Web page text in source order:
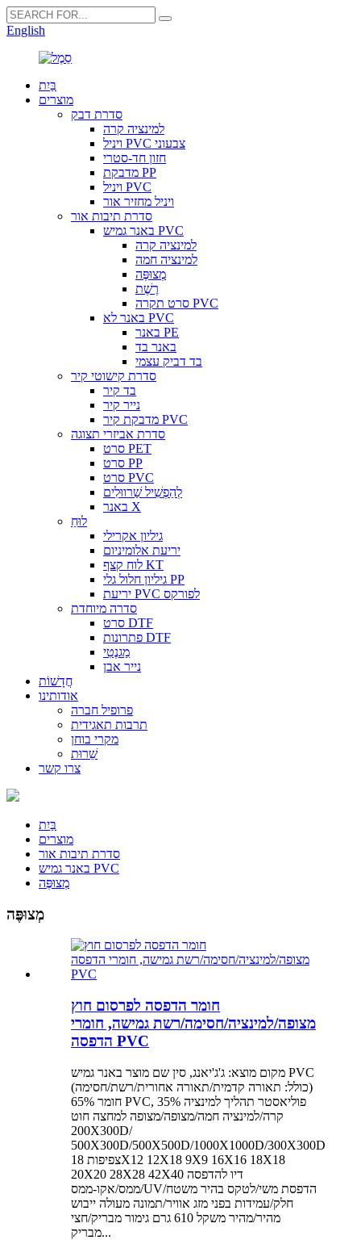
English
בַּיִת
מוצרים
סדרת דבק
למינציה קרה
ויניל PVC צבעוני
חזון חד-סטרי
מדבקת PP
ויניל PVC
ויניל מחזיר אור
סדרת תיבות אור
באנר גמיש PVC
למינציה קרה
למינציה חמה
מְצוּפֶּה
רֶשֶׁת
סרט תקרה PVC
באנר לא PVC
באנר PE
באנר בד
בד דביק עצמי
סדרת קישוטי קיר
בד קיר
נייר קיר
מדבקת קיר PVC
סדרת אביזרי תצוגה
סרט PET
סרט PP
סרט PVC
לְהַפְשִׁיל שַׁרווּלִים
באנר X
לוּחַ
גיליון אקרילי
יריעת אלומיניום
לוח קצף KT
גיליון חלול גלי PP
יריעת PVC לפורקס
סדרה מיוחדת
סרט DTF
פתרונות DTF
מַגנֶטִי
נייר אבן
חֲדָשׁוֹת
אודותינו
פרופיל חברה
תרבות תאגידית
מקרי בוחן
שֵׁרוּת
צרו קשר
בַּיִת
מוצרים
סדרת תיבות אור
באנר גמיש PVC
מְצוּפֶּה
מְצוּפֶּה
חומר הדפסה לפרסום חוץ
מצופה/למינציה/חסימה/רשת גמישה, חומרי
הדפסה PVC
מקום מוצא: ג'ג'יאנג, סין שם מוצר באנר גמיש PVC
(כולל: תאורה קדמית/תאורה אחורית/רשת/חסימה)
חומר 65% PVC, 35% פוליאסטר תהליך למינציה
קרה/למינציה חמה/מצופה/מצופה למחצה חוט
200X300D/
500X300D/500X500D/1000X1000D/300X300D
צפיפות 18X12 12X18 9X9 16X16 18X18
20X20 28X28 42X40 דיו להדפסה
ממס/אקו-ממס/UV/הדפסת משי/לטקס בהיר משטח
חלק/עמידות בפני מזג אוויר/תמונה מעולה ייבוש
מהיר/מהיר משקל 610 גרם גימור מבריק/חצי
מבריק...